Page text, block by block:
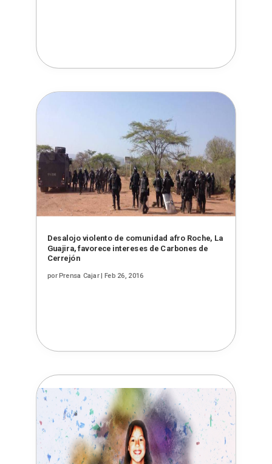
Desalojo violento de comunidad afro Roche, La
Guajira, favorece intereses de Carbones de
Cerrejón
porPrensa Cajar| Feb 26, 2016